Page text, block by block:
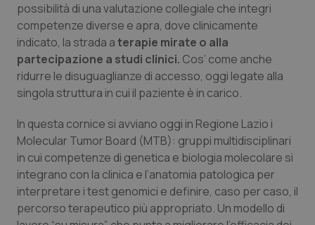
Tumore ovarico
Tumori del Polmone & Testa Collo
Tumori gastrointestinali
Ulcera & Reflusso
Vaccini
possibilità di una valutazione collegiale che integri
competenze diverse e apra, dove clinicamente
indicato, la strada aterapie mirate o alla
partecipazione a studi clinici. Cos’ come anche
ridurre le disuguaglianze di accesso, oggi legate alla
singola struttura in cui il paziente è in carico.
In questa cornice si avviano oggi in Regione Lazio i
Molecular Tumor Board (MTB): gruppi multidisciplinari
in cui competenze di genetica e biologia molecolare si
integrano con la clinica e l’anatomia patologica per
interpretare i test genomici e definire, caso per caso, il
percorso terapeutico più appropriato. Un modello di